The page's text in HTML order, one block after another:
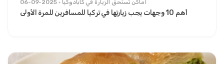
06-09-2025 أماكن تستحق الزيارة في كابادوكيا
أهم 10 وجهات يجب زيارتها في تركيا للمسافرين للمرة الأولى